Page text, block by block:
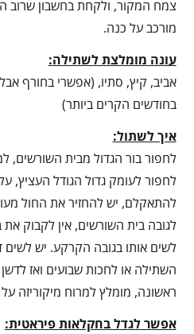
צמח המקור, ולקחת בחשבון שרוב
מורכב על כנה.
עונה מומלצת לשתילה:
אביב, קיץ, סתיו, (אפשרי בחורף
בחודשים הקרים ביותר)
איך לשתול:
לחפור בור הגדול מבית השורשים,
לחפור לעומק גדול הגודל העציץ,
להתאקלם, יש להחזיר את החול
לגובה בית השורשים, אין לקבוק
לשים אותו בגובה הקרקע. יש לשים
השתילה או לחכות שבועים ואז
ראשונה, מומלץ למרוח מיקוריזה
אפשר לגדל בחקלאות פיראטית: